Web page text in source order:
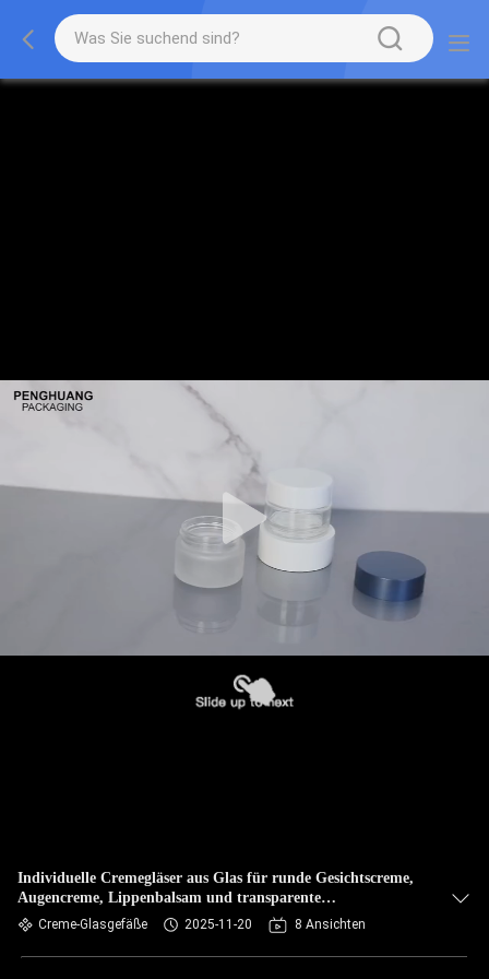
Individuelle Cremegläser aus Glas für runde Gesichtscreme,
Augencreme, Lippenbalsam und transparente
Gesichtsmasken
Creme-Glasgefäße 2025-11-20 8 Ansichten